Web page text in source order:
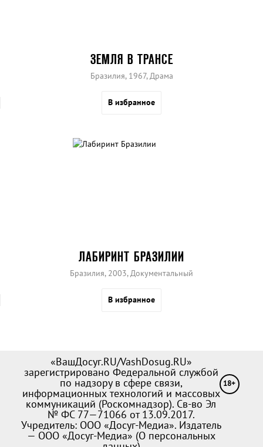
ЗЕМЛЯ В ТРАНСЕ
Бразилия, 1967, Драма
В избранное
ЛАБИРИНТ БРАЗИЛИИ
Бразилия, 2003, Документальный
В избранное
«ВашДосуг.RU/VashDosug.RU»
зарегистрировано Федеральной службой
по надзору в сфере связи,
информационных технологий и массовых
коммуникаций (Роскомнадзор). Св-во Эл
№ ФС 77—71066 от 13.09.2017.
Учредитель: ООО «Досуг-Медиа». Издатель
— ООО «Досуг-Медиа» (О персональных
18+